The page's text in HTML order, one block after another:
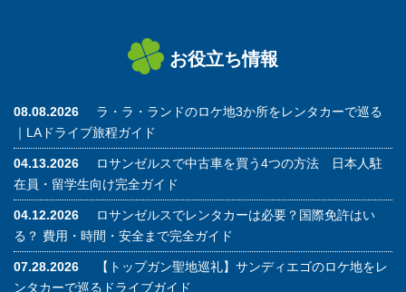
お役立ち情報
08.08.2026
ラ・ラ・ランドのロケ地3か所をレンタカーで巡る
｜LAドライブ旅程ガイド
04.13.2026
ロサンゼルスで中古車を買う4つの方法 日本人駐
在員・留学生向け完全ガイド
04.12.2026
ロサンゼルスでレンタカーは必要？国際免許はい
る？ 費用・時間・安全まで完全ガイド
07.28.2026
【トップガン聖地巡礼】サンディエゴのロケ地をレ
ンタカーで巡るドライブガイド